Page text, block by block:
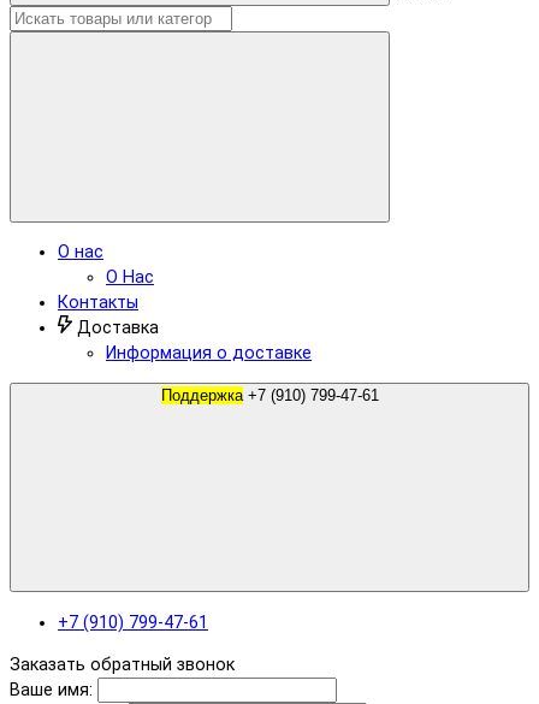
О нас
О Нас
Контакты
Доставка
Информация о доставке
Поддержка +7 (910) 799-47-61
+7 (910) 799-47-61
Заказать обратный звонок
Ваше имя: